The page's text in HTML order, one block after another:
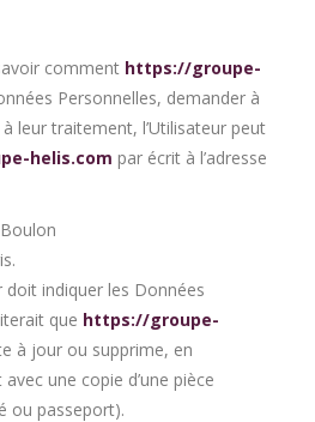
comment https://groupe-
Personnelles, demander à
leur traitement, l’Utilisateur peut
helis.com par écrit à l’adresse
doit indiquer les Données
que https://groupe-
à jour ou supprime, en
une copie d’une pièce
ou passeport).